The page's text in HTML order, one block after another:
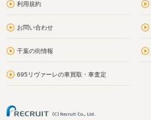
利用規約
お問い合わせ
千葉の街情報
695リヴァーレの車買取・車査定